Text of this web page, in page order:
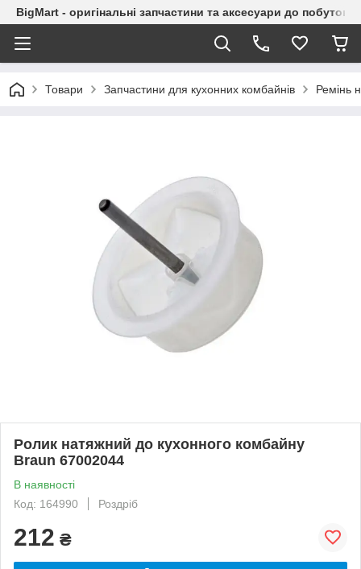
BigMart - оригінальні запчастини та аксесуари до побутової
Товари Запчастини для кухонних комбайнів Ремінь
Ролик натяжний до кухонного комбайну
Braun 67002044
В наявності
Код: 164990
Роздріб
212 ₴